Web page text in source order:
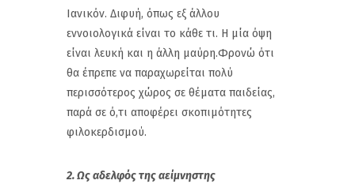
Ιανικόν. Διφυή, όπως εξ άλλου
εννοιολογικά είναι το κάθε τι. Η μία όψη
είναι λευκή και η άλλη μαύρη.Φρονώ ότι
θα έπρεπε να παραχωρείται πολύ
περισσότερος χώρος σε θέματα παιδείας,
παρά σε ό,τι αποφέρει σκοπιμότητες
φιλοκερδισμού.
2. Ως αδελφός της αείμνηστης